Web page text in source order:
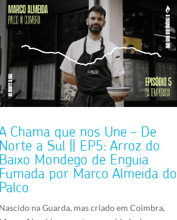
Chama que nos Une – De
Norte a Sul || EP5: Arroz do
Baixo Mondego de Enguia
Fumada por Marco Almeida do
Palco
Nascido na Guarda, mas criado em Coimbra,